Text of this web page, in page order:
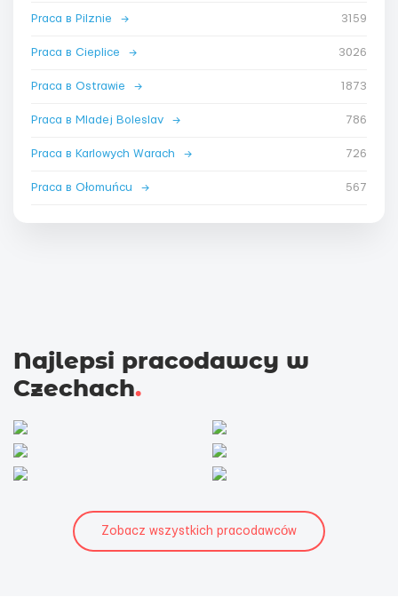
Praca в Pilznie → 3159
Praca в Cieplice → 3026
Praca в Ostrawie → 1873
Praca в Mladej Boleslav → 786
Praca в Karlowych Warach → 726
Praca в Ołomuńcu → 567
Najlepsi pracodawcy w
Czechach.
Zobacz wszystkich pracodawców